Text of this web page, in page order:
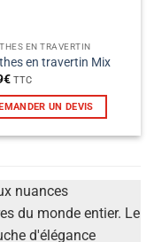
EN TRAVERTIN
en travertin Mix
€ TTC
UN DEVIS
nuances
du monde entier. Le
d'élégance